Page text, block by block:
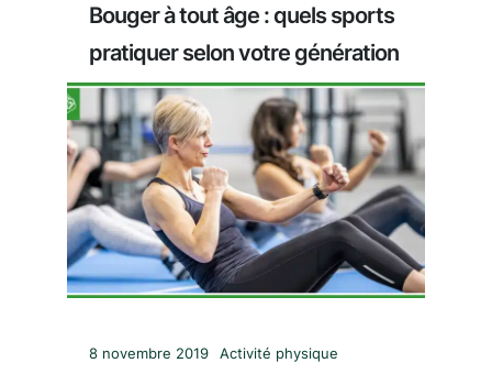
Bouger à tout âge : quels sports
pratiquer selon votre génération
8 novembre 2019 Activité physique